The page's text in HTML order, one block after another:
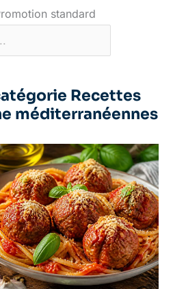
Recettes
méditerranéennes